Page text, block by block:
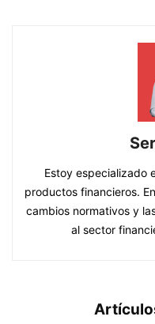
Estoy especializado
productos financieros.
cambios normativos y
al sector